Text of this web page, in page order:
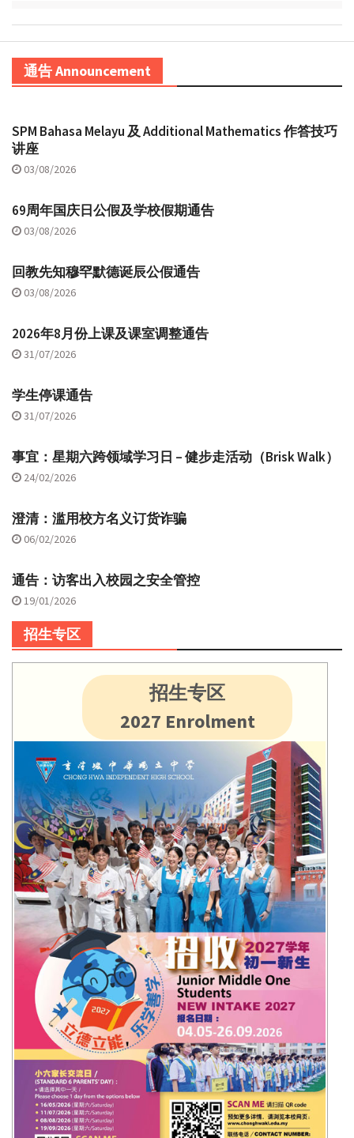
通告 Announcement
SPM Bahasa Melayu 及 Additional Mathematics 作答技巧
讲座
03/08/2026
69周年国庆日公假及学校假期通告
03/08/2026
回教先知穆罕默德诞辰公假通告
03/08/2026
2026年8月份上课及课室调整通告
31/07/2026
学生停课通告
31/07/2026
事宜：星期六跨领域学习日 – 健步走活动（Brisk Walk）
24/02/2026
澄清：滥用校方名义订货诈骗
06/02/2026
通告：访客出入校园之安全管控
19/01/2026
招生专区
招生专区
2027 Enrolment